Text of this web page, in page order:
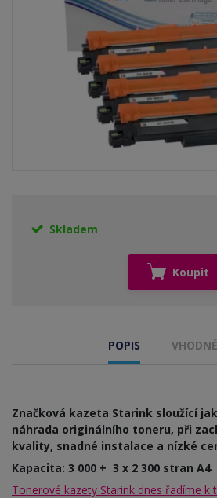
Skladem
Koupit
POPIS
Značková kazeta Starink sloužící
náhrada originálního toneru, při
kvality, snadné instalace a nízké
Kapacita: 3 000 + 3 x 2 300 stran A4
Tonerové kazety Starink dnes řadíme k